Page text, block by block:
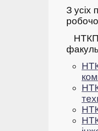
З усіх
НТКП